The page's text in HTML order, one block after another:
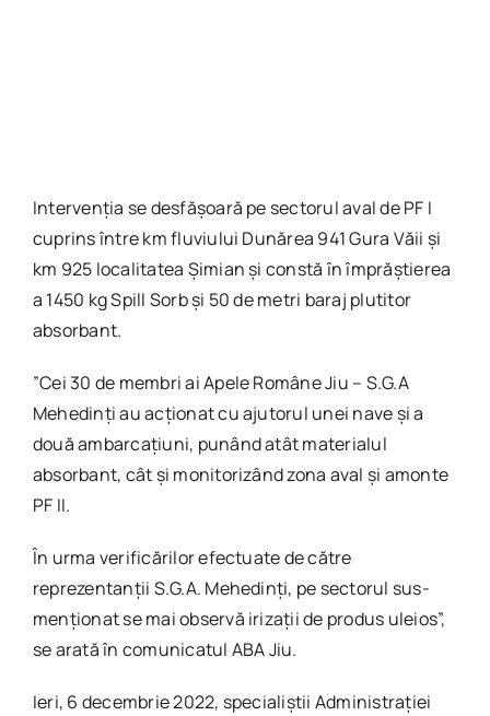
Intervenția se desfășoară pe sectorul aval de PF I
cuprins între km fluviului Dunărea 941 Gura Văii și
km 925 localitatea Șimian și constă în împrăștierea
a 1450 kg Spill Sorb și 50 de metri baraj plutitor
absorbant.
”Cei 30 de membri ai Apele Române Jiu – S.G.A
Mehedinți au acționat cu ajutorul unei nave și a
două ambarcațiuni, punând atât materialul
absorbant, cât și monitorizând zona aval și amonte
PF II.
În urma verificărilor efectuate de către
reprezentanții S.G.A. Mehedinți, pe sectorul sus-
menționat se mai observă irizații de produs uleios”,
se arată în comunicatul ABA Jiu.
Ieri, 6 decembrie 2022, specialiștii Administrației